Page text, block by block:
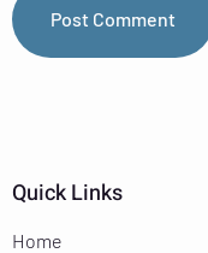
Quick Links
Home